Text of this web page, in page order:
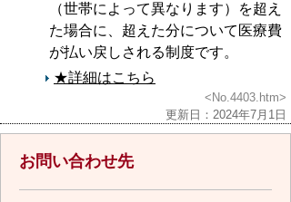
（世帯によって異なります）を超え
た場合に、超えた分について医療費
が払い戻しされる制度です。
★詳細はこちら
<No.4403.htm>
更新日：2024年7月1日
お問い合わせ先